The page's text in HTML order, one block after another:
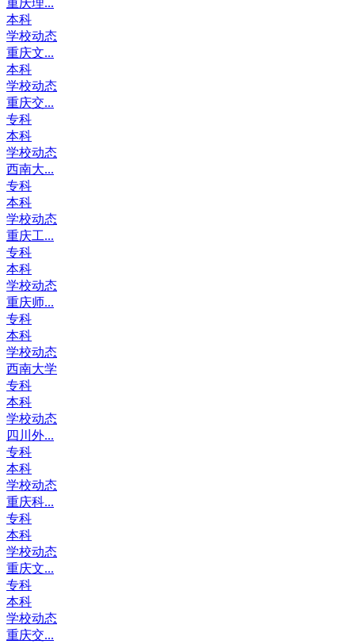
重庆理...
本科
学校动态
重庆文...
本科
学校动态
重庆交...
专科
本科
学校动态
西南大...
专科
本科
学校动态
重庆工...
专科
本科
学校动态
重庆师...
专科
本科
学校动态
西南大学
专科
本科
学校动态
四川外...
专科
本科
学校动态
重庆科...
专科
本科
学校动态
重庆文...
专科
本科
学校动态
重庆交...